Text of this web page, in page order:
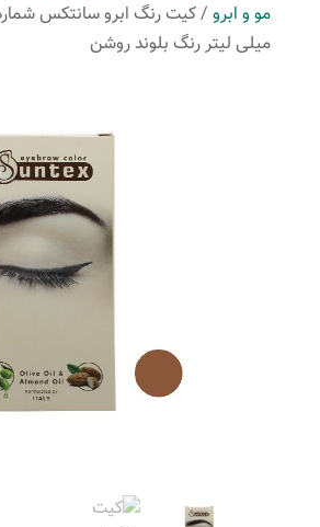
مو و ابرو
میلی لیتر رنگ بلوند روشن